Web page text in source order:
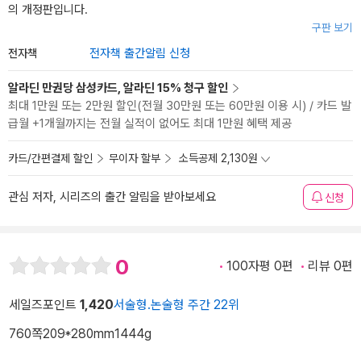
의 개정판입니다.
구판 보기
전자책 전자책 출간알림 신청
알라딘 만권당 삼성카드, 알라딘 15% 청구 할인
최대 1만원 또는 2만원 할인(전월 30만원 또는 60만원 이용 시) / 카드 발
급월 +1개월까지는 전월 실적이 없어도 최대 1만원 혜택 제공
카드/간편결제 할인 무이자 할부 소득공제 2,130원
관심 저자, 시리즈의 출간 알림을 받아보세요 신청
0 100자평 0편 리뷰 0편
세일즈포인트 1,420서술형.논술형 주간 22위
760쪽209*280mm1444g